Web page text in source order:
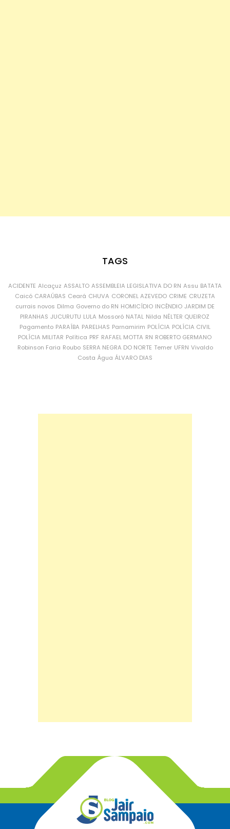
TAGS
ACIDENTE Alcaçuz ASSALTO ASSEMBLEIA LEGISLATIVA DO RN Assu BATATA
Caicó CARAÚBAS Ceará CHUVA CORONEL AZEVEDO CRIME CRUZETA
currais novos Dilma Governo do RN HOMICÍDIO INCÊNDIO JARDIM DE
PIRANHAS JUCURUTU LULA Mossoró NATAL Nilda NÉLTER QUEIROZ
Pagamento PARAÍBA PARELHAS Parnamirim POLÍCIA POLÍCIA CIVIL
POLÍCIA MILITAR Política PRF RAFAEL MOTTA RN ROBERTO GERMANO
Robinson Faria Roubo SERRA NEGRA DO NORTE Temer UFRN Vivaldo
Costa Água ÁLVARO DIAS